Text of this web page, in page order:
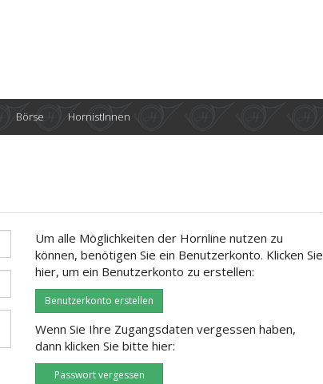
Börse HornistInnen
Um alle Möglichkeiten der Hornline nutzen zu
können, benötigen Sie ein Benutzerkonto. Klicken Sie
hier, um ein Benutzerkonto zu erstellen:
Benutzerkonto erstellen
Wenn Sie Ihre Zugangsdaten vergessen haben,
dann klicken Sie bitte hier:
Passwort vergessen